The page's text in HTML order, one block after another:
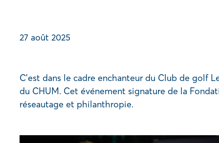
27 août 2025
C’est dans le cadre enchanteur du Club de golf
du CHUM. Cet événement signature de la
réseautage et philanthropie.